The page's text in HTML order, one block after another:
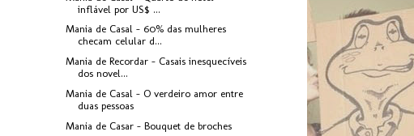
inflável por US$ ...
Mania de Casal - 60% das mulheres
checam celular d...
Mania de Recordar - Casais inesquecíveis
dos novel...
Mania de Casal - O verdeiro amor entre
duas pessoas
Mania de Casar - Bouquet de broches